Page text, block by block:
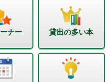
ナー 貸出の多い本